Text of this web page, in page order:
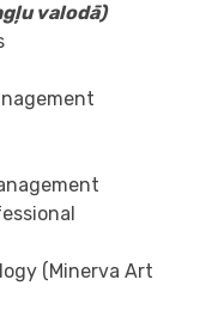
valodā)
(Minerva Art